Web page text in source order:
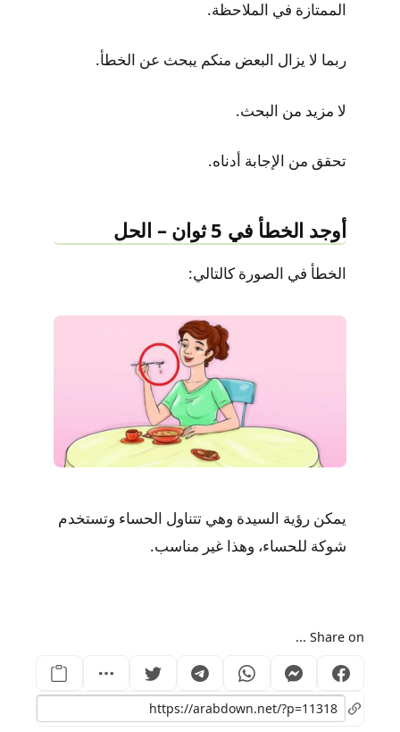
الممتازة في الملاحظة.
ربما لا يزال البعض منكم يبحث عن الخطأ.
لا مزيد من البحث.
تحقق من الإجابة أدناه.
أوجد الخطأ في 5 ثوان – الحل
الخطأ في الصورة كالتالي:
يمكن رؤية السيدة وهي تتناول الحساء وتستخدم
شوكة للحساء، وهذا غير مناسب.
Share on ...